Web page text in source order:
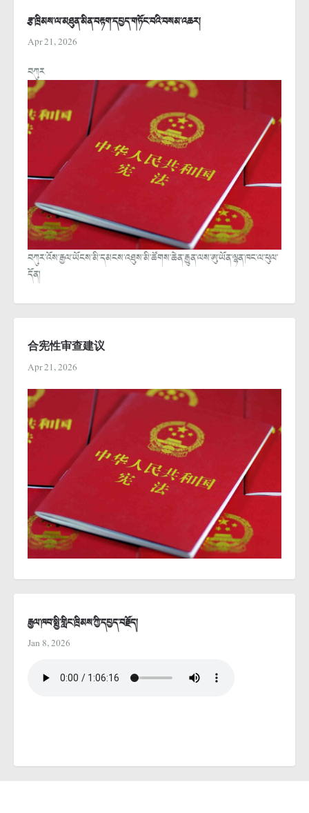
རྩ་ཁྲིམས་ལ་མཐུན་མིན་བརྟག་དཔྱད་གཏོང་བའི་བསམ་འཆར།
Apr 21, 2026
བཀུར
བཀུར་འོས་རྒྱལ་ཡོངས་མི་དམངས་འཐུས་མི་ཚོགས་ཆེན་རྒྱུན་ལས་ཨུ་ཡོན་ལྷན་ཁང་ལ་ཕུལ་
དོན།
合宪性审查建议
Apr 21, 2026
རྒྱལ་ཁབ་སྤྱི་གླིང་ཁྲིམས་ཀྱི་དཔྱད་བརྗོད།
Jan 8, 2026